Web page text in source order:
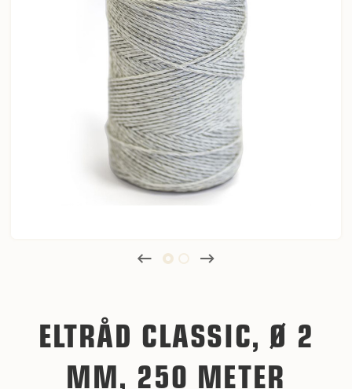
ELTRÅD CLASSIC, Ø 2
MM, 250 METER